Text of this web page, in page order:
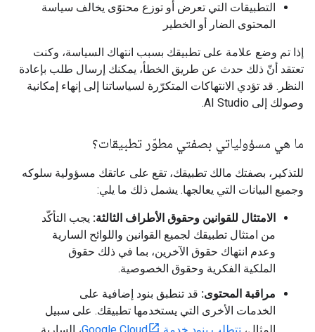
التطبيقات التي تعرض أو توزع محتوًى يخالف سياسة
المحتوى الضار أو الخطير
إذا تم وضع علامة على تطبيقك بسبب انتهاك السياسة، وكنت
تعتقد أنّ ذلك حدث عن طريق الخطأ، يمكنك إرسال طلب بإعادة
النظر. قد تؤدي الانتهاكات المتكرّرة لسياساتنا إلى إنهاء إمكانية
وصولك إلى AI Studio.
ما هي مسؤولياتي بصفتي مطوّر تطبيقات؟
للتذكير، بصفتك مالك تطبيقك، تقع على عاتقك مسؤولية سلوكه
وجميع البيانات التي يعالجها. يشمل ذلك ما يلي:
الامتثال للقوانين وحقوق الأطراف الثالثة: يجب التأكّد
من امتثال تطبيقك لجميع القوانين واللوائح السارية
وعدم انتهاك حقوق الآخرين، بما في ذلك حقوق
الملكية الفكرية وحقوق الخصوصية.
مراقبة المحتوى: قد تنطبق بنود إضافية على
الخدمات الأخرى التي يستخدمها تطبيقك. على سبيل